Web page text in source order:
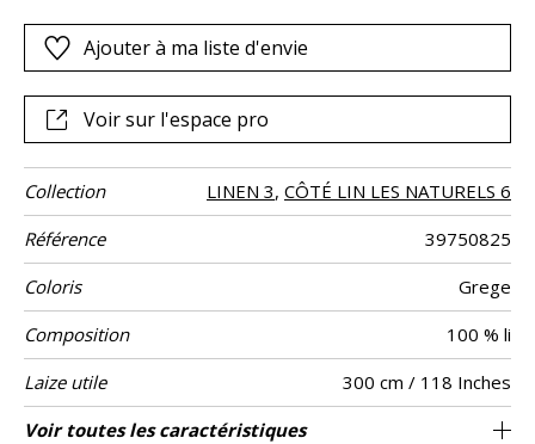
Ajouter à ma liste d'envie
Voir sur l'espace pro
Collection LINEN 3, CÔTÉ LIN LES NATURELS 6
Référence
39750825
Coloris
Grege
Composition
100 % li
Laize utile
300 cm / 118 Inches
Rétrécissement
<3%
Raccord Raccord libre
Sens De large
Poids g/m² 255
Usage
Entretien
Pays d'origine France
Particularités Editeur et Fabricant
Voir toutes les caractéristiques